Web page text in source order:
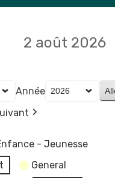
2 août 2026
Année
- Jeunesse
General